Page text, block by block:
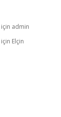
için admin
için Elçin